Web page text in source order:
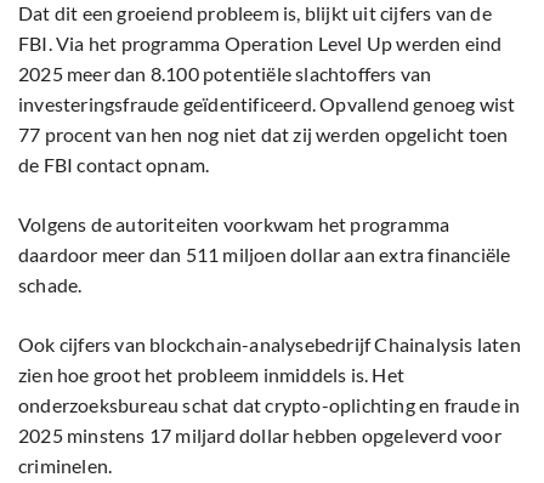
Dat dit een groeiend probleem is, blijkt uit cijfers van de
FBI. Via het programma Operation Level Up werden eind
2025 meer dan 8.100 potentiële slachtoffers van
investeringsfraude geïdentificeerd. Opvallend genoeg wist
77 procent van hen nog niet dat zij werden opgelicht toen
de FBI contact opnam.
Volgens de autoriteiten voorkwam het programma
daardoor meer dan 511 miljoen dollar aan extra financiële
schade.
Ook cijfers van blockchain-analysebedrijf Chainalysis laten
zien hoe groot het probleem inmiddels is. Het
onderzoeksbureau schat dat crypto-oplichting en fraude in
2025 minstens 17 miljard dollar hebben opgeleverd voor
criminelen.